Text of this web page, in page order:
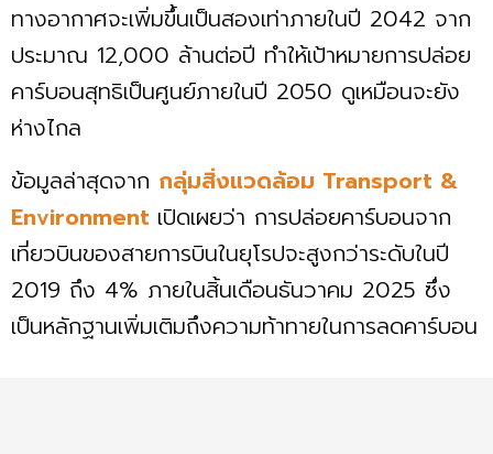
ทางอากาศจะเพิ่มขึ้นเป็นสองเท่าภายในปี 2042 จาก
ประมาณ 12,000 ล้านต่อปี ทำให้เป้าหมายการปล่อย
คาร์บอนสุทธิเป็นศูนย์ภายในปี 2050 ดูเหมือนจะยัง
ห่างไกล
ข้อมูลล่าสุดจาก กลุ่มสิ่งแวดล้อม Transport &
Environment เปิดเผยว่า การปล่อยคาร์บอนจาก
เที่ยวบินของสายการบินในยุโรปจะสูงกว่าระดับในปี
2019 ถึง 4% ภายในสิ้นเดือนธันวาคม 2025 ซึ่ง
เป็นหลักฐานเพิ่มเติมถึงความท้าทายในการลดคาร์บอน